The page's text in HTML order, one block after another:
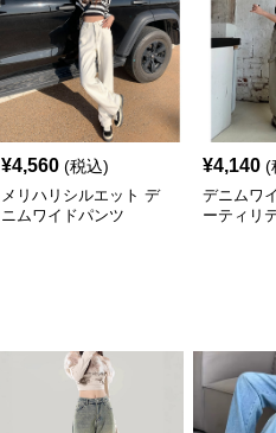
¥4,560 (税込)
メリハリシルエット デ
ニムワイドパンツ
¥4,140 (
デニムワ
ーティリ